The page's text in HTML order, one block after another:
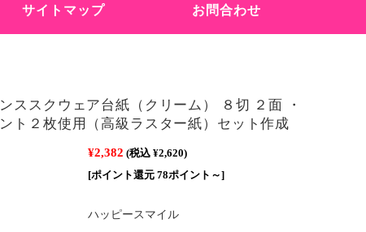
サイトマップ お問合わせ
ススクウェア台紙（クリーム） ８切 ２面 ・
ト２枚使用（高級ラスター紙）セット作成
¥2,382 (税込 ¥2,620)
[ポイント還元 78ポイント～]
ハッピースマイル